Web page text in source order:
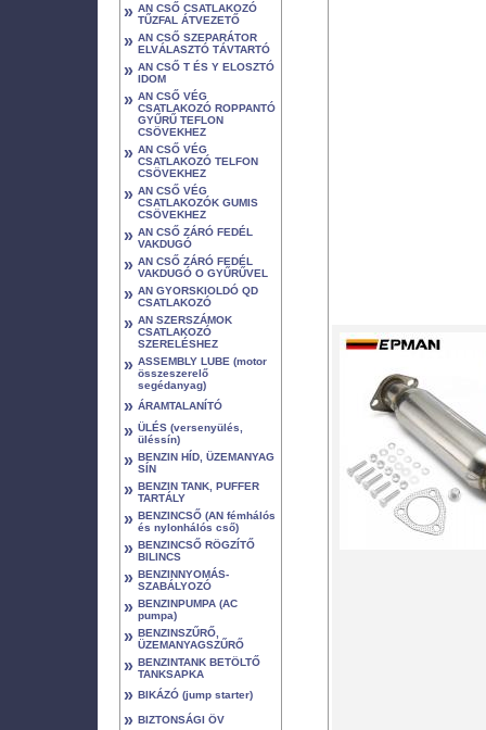
» AN CSŐ CSATLAKOZÓ
TŰZFAL ÁTVEZETŐ
» AN CSŐ SZEPARÁTOR
ELVÁLASZTÓ TÁVTARTÓ
» AN CSŐ T ÉS Y ELOSZTÓ
IDOM
» AN CSŐ VÉG
CSATLAKOZÓ ROPPANTÓ
GYŰRŰ TEFLON
CSÖVEKHEZ
» AN CSŐ VÉG
CSATLAKOZÓ TELFON
CSÖVEKHEZ
» AN CSŐ VÉG
CSATLAKOZÓK GUMIS
CSÖVEKHEZ
» AN CSŐ ZÁRÓ FEDÉL
VAKDUGÓ
» AN CSŐ ZÁRÓ FEDÉL
VAKDUGÓ O GYŰRŰVEL
» AN GYORSKIOLDÓ QD
CSATLAKOZÓ
» AN SZERSZÁMOK
CSATLAKOZÓ
SZERELÉSHEZ
» ASSEMBLY LUBE (motor
összeszerelő
segédanyag)
» ÁRAMTALANÍTÓ
» ÜLÉS (versenyülés,
üléssín)
» BENZIN HÍD, ÜZEMANYAG
SÍN
» BENZIN TANK, PUFFER
TARTÁLY
» BENZINCSŐ (AN fémhálós
és nylonhálós cső)
» BENZINCSŐ RÖGZÍTŐ
BILINCS
» BENZINNYOMÁS-
SZABÁLYOZÓ
» BENZINPUMPA (AC
pumpa)
» BENZINSZŰRŐ,
ÜZEMANYAGSZŰRŐ
» BENZINTANK BETÖLTŐ
TANKSAPKA
» BIKÁZÓ (jump starter)
» BIZTONSÁGI ÖV